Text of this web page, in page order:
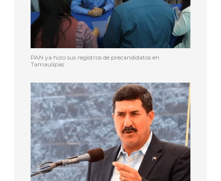
PAN ya hizo sus registros de precandidatos en
Tamaulipas